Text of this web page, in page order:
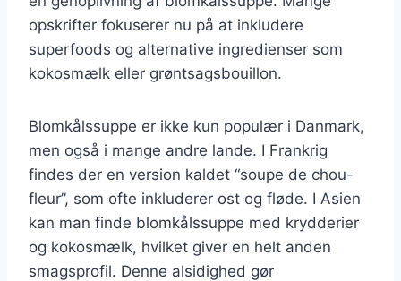
opskrifter fokuserer nu på at inkludere
superfoods og alternative ingredienser som
kokosmælk eller grøntsagsbouillon.
Blomkålssuppe er ikke kun populær i Danmark,
men også i mange andre lande. I Frankrig
findes der en version kaldet “soupe de chou-
fleur”, som ofte inkluderer ost og fløde. I Asien
kan man finde blomkålssuppe med krydderier
og kokosmælk, hvilket giver en helt anden
smagsprofil. Denne alsidighed gør